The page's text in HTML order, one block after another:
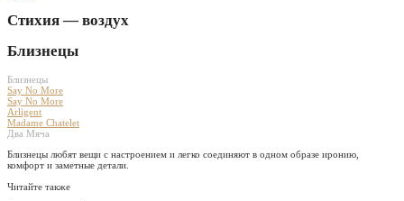
Стихия — воздух
Близнецы
Близнецы
Say No More
Say No More
Arligent
Madame Chatelet
Два Мяча
Близнецы любят вещи с настроением и легко соединяют в одном образе иронию,
комфорт и заметные детали.
Читайте также